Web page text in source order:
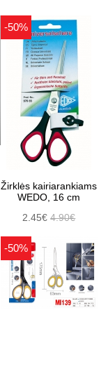
-50%
Žirklės kairiarankiams
WEDO, 16 cm
2.45€4.90€
-50%